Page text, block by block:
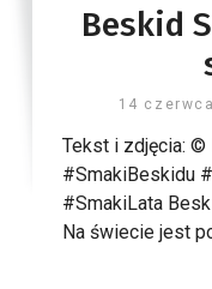
Beskid
14
Tekst i zdjęcia: ©
#SmakiBeskidu
#SmakiLata
Na świecie jest